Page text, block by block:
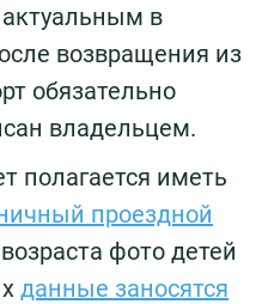
в
возвращения из
обязательно
владельцем.
полагается иметь
проездной
фото детей
данные заносятся